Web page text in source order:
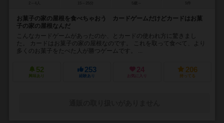
お菓子の家の屋根を食べちゃおう カードゲームだけどカードはお菓
子の家の屋根なんだ
こんなカードゲームがあったのか、とカードの使われ方に驚きまし
た。 カードはお菓子の家の屋根なのです。 これを取って食べて、より
多くのお菓子をたべた人が勝つゲームです。 ...
52
興味あり
253
経験あり
24
お気に入り
206
持ってる